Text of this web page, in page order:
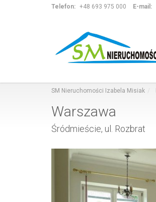
Telefon: +48 693 975 000 E-mail:
SM Nieruchomości Izabela Misiak
Warszawa
Śródmieście, ul. Rozbrat